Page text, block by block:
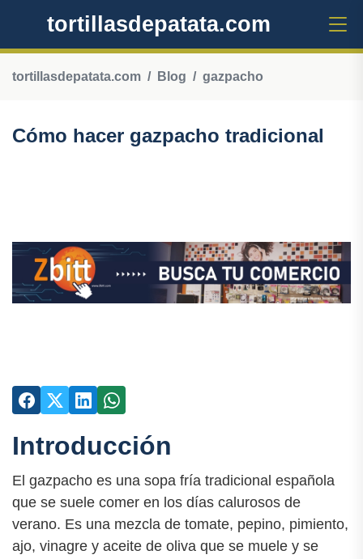
tortillasdepatata.com
tortillasdepatata.com Blog gazpacho
Cómo hacer gazpacho tradicional
Introducción
El gazpacho es una sopa fría tradicional española
que se suele comer en los días calurosos de
verano. Es una mezcla de tomate, pepino, pimiento,
ajo, vinagre y aceite de oliva que se muele y se